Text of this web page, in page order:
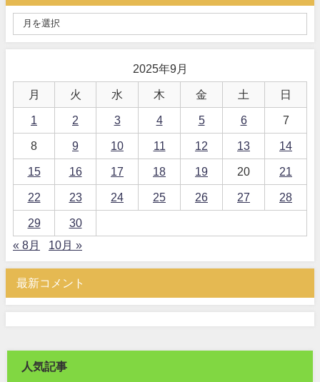
2025年9月
月 火 水 木 金 土 日
1 2 3 4 5 6 7
8 9 10 11 12 13 14
15 16 17 18 19 20 21
22 23 24 25 26 27 28
29
30
« 8月
10月 »
最新コメント
人気記事